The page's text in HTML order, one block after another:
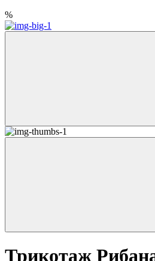
%
Трикотаж